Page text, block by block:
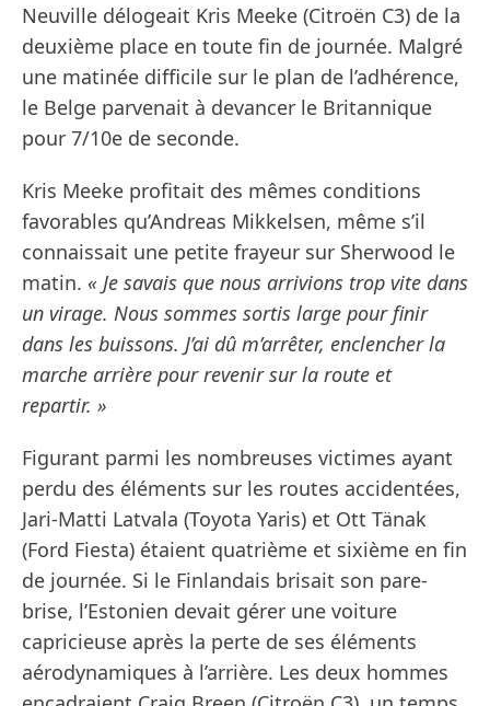
Neuville délogeait Kris Meeke (Citroën C3) de la
deuxième place en toute fin de journée. Malgré
une matinée difficile sur le plan de l’adhérence,
le Belge parvenait à devancer le Britannique
pour 7/10e de seconde.
Kris Meeke profitait des mêmes conditions
favorables qu’Andreas Mikkelsen, même s’il
connaissait une petite frayeur sur Sherwood le
matin. « Je savais que nous arrivions trop vite dans
un virage. Nous sommes sortis large pour finir
dans les buissons. J’ai dû m’arrêter, enclencher la
marche arrière pour revenir sur la route et
repartir. »
Figurant parmi les nombreuses victimes ayant
perdu des éléments sur les routes accidentées,
Jari-Matti Latvala (Toyota Yaris) et Ott Tänak
(Ford Fiesta) étaient quatrième et sixième en fin
de journée. Si le Finlandais brisait son pare-
brise, l’Estonien devait gérer une voiture
capricieuse après la perte de ses éléments
aérodynamiques à l’arrière. Les deux hommes